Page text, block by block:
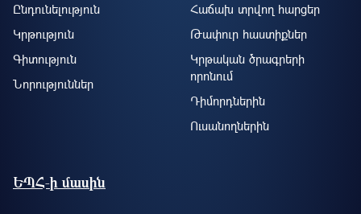
Ընդունելություն
Կրթություն
Գիտություն
Նորություններ
Հաճախ տրվող հարցեր
Թափուր հաստիքներ
Կրթական ծրագրերի
որոնում
Դիմորդներին
Ուսանողներին
ԵՊՀ-ի մասին